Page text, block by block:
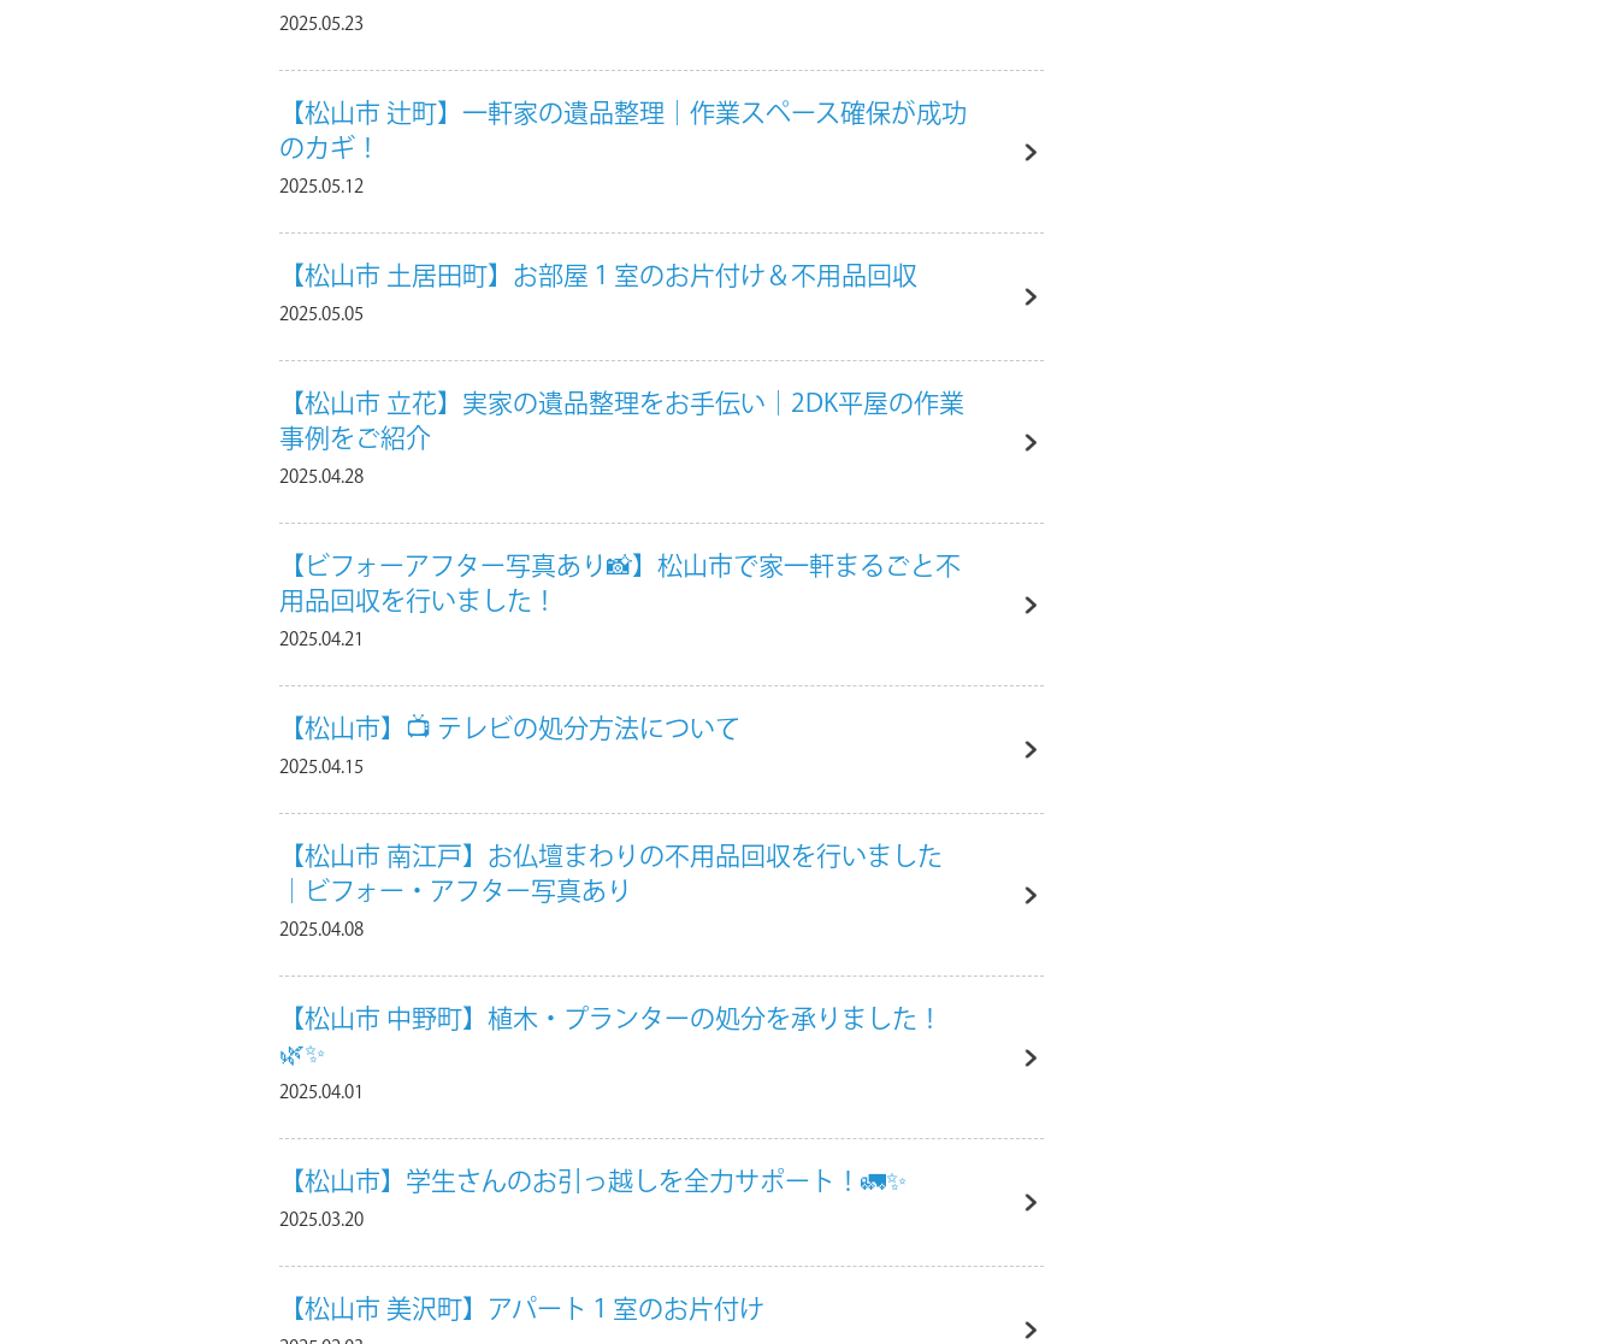
2025.05.23
【松山市 辻町】一軒家の遺品整理｜作業スペース確保が成功
のカギ！
2025.05.12
【松山市 土居田町】お部屋１室のお片付け＆不用品回収
2025.05.05
【松山市 立花】実家の遺品整理をお手伝い｜2DK平屋の作業
事例をご紹介
2025.04.28
【ビフォーアフター写真あり📸】松山市で家一軒まるごと不
用品回収を行いました！
2025.04.21
【松山市】📺 テレビの処分方法について
2025.04.15
【松山市 南江戸】お仏壇まわりの不用品回収を行いました
｜ビフォー・アフター写真あり
2025.04.08
【松山市 中野町】植木・プランターの処分を承りました！
🌿✨
2025.04.01
【松山市】学生さんのお引っ越しを全力サポート！🚛✨
2025.03.20
【松山市 美沢町】アパート１室のお片付け